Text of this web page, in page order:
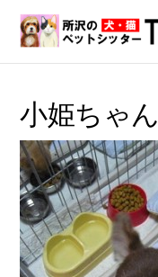
小姫ちゃん